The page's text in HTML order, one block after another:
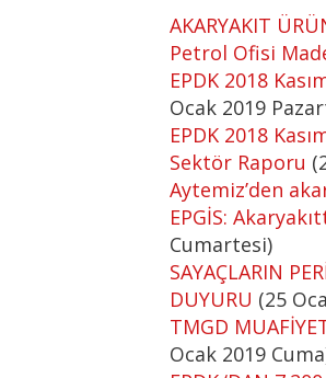
AKARYAKIT
Petrol Ofisi
EPDK 2018
Ocak 2019
EPDK 2018
Sektör Raporu
Aytemiz’den
EPGİS:
Cumartesi)
SAYAÇLARIN
DUYURU (25
TMGD
Ocak 2019